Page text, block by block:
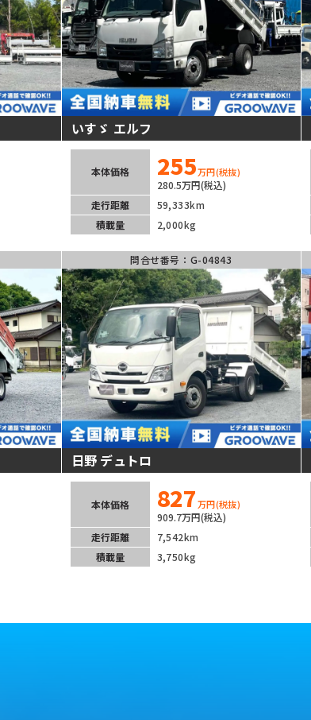
いすゞ エルフ
本体価格 255万円(税抜)
280.5万円(税込)
走行距離
59,333km
積載量
2,000kg
問合せ番号：G-04843
日野 デュトロ
本体価格 827万円(税抜)
909.7万円(税込)
走行距離
7,542km
積載量
3,750kg